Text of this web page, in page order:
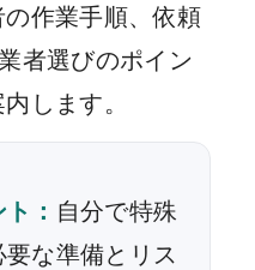
作業手順、依頼
者選びのポイン
します。
： 自分で特殊
な準備とリス